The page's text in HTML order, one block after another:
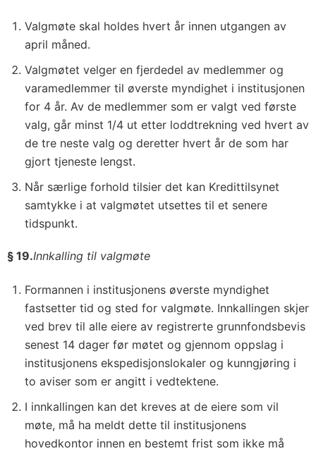
Valgmøte skal holdes hvert år innen utgangen av
april måned.
Valgmøtet velger en fjerdedel av medlemmer og
varamedlemmer til øverste myndighet i institusjonen
for 4 år. Av de medlemmer som er valgt ved første
valg, går minst 1/4 ut etter loddtrekning ved hvert av
de tre neste valg og deretter hvert år de som har
gjort tjeneste lengst.
Når særlige forhold tilsier det kan Kredittilsynet
samtykke i at valgmøtet utsettes til et senere
tidspunkt.
§ 19.Innkalling til valgmøte
Formannen i institusjonens øverste myndighet
fastsetter tid og sted for valgmøte. Innkallingen skjer
ved brev til alle eiere av registrerte grunnfondsbevis
senest 14 dager før møtet og gjennom oppslag i
institusjonens ekspedisjonslokaler og kunngjøring i
to aviser som er angitt i vedtektene.
I innkallingen kan det kreves at de eiere som vil
møte, må ha meldt dette til institusjonens
hovedkontor innen en bestemt frist som ikke må